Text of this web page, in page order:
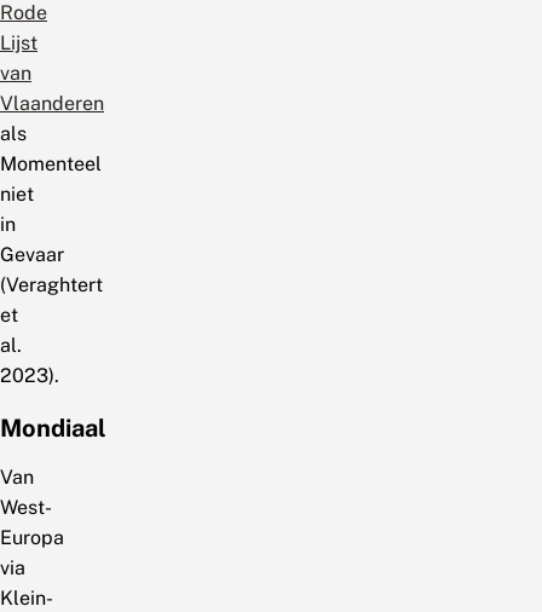
Rode
Lijst
van
Vlaanderen
als
Momenteel
niet
in
Gevaar
(Veraghtert
et
al.
2023).
Mondiaal
Van
West-
Europa
via
Klein-